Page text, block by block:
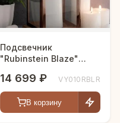
Подсвечник
"Rubinstein Blaze"
14 699 ₽ VY010RBLR
В корзину